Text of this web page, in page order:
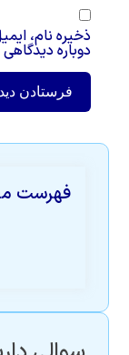
فهرست
ذخیره نام،
دوباره